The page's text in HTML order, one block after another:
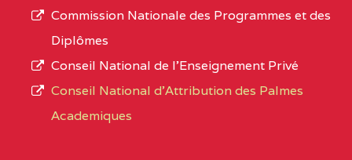
OUEST
COMPREHENSIVE
BAMENDA
BAPTIST COMPREHENSIVE COLLEGE
L’offre
d’éducation
de
Commission Nationale des Programmes et des
Diplômes
Conseil National de l’Enseignement Privé
Conseil National d'Attribution des Palmes
Academiques